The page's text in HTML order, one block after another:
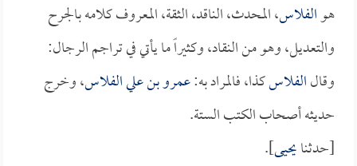
هوالفلاس، المحدث، الناقد، الثقة، المعروف كلامه بالجرح
والتعديل، وهو من النقاد، وكثيراً ما يأتي في تراجم الرجال:
وقالالفلاسكذا، فالمراد به:عمرو بن علي الفلاس، وخرج
حديثه أصحاب الكتب الستة.
[حدثنايحيى].